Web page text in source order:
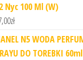
Nyc 100 Ml (W)
zł
N5 WODA
DO TOREBKI 60ml